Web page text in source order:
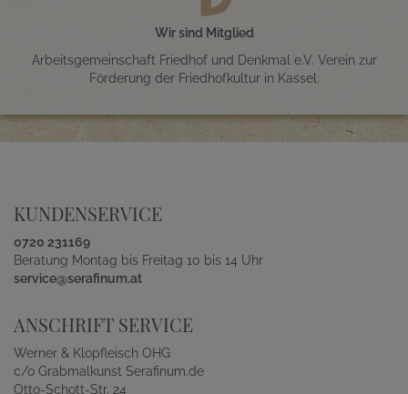
Wir sind Mitglied
Arbeitsgemeinschaft Friedhof und Denkmal e.V. Verein zur
Förderung der Friedhofkultur in Kassel.
KUNDENSERVICE
0720 231169
Beratung Montag bis Freitag 10 bis 14 Uhr
service@serafinum.at
ANSCHRIFT SERVICE
Werner & Klopfleisch OHG
c/o Grabmalkunst Serafinum.de
Otto-Schott-Str. 24